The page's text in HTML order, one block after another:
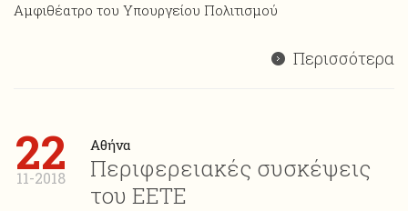
Αμφιθέατρο του Υπουργείου Πολιτισμού
Περισσότερα
22
11-2018
Αθήνα
Περιφερειακές συσκέψεις
του ΕΕΤΕ